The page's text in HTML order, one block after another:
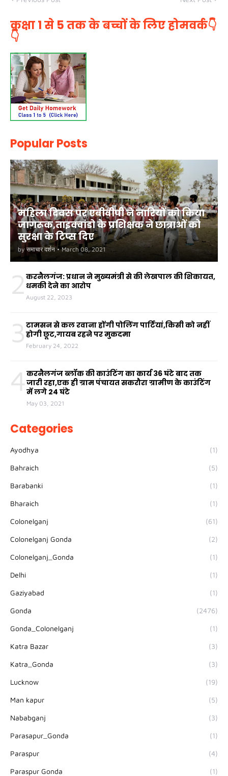
कक्षा 1 से 5 तक के बच्चों के लिए होमवर्क👇
👇
Popular Posts
महिला दिवस पर एबीवीपी ने नारियों को किया
जागरूक,ताइक्वांडो के प्रशिक्षक ने छात्राओं को
सुरक्षा के टिप्स दिए
by समाचार दर्शन • March 08, 2021
2 करनैलगंज: प्रधान ने मुख्यमंत्री से की लेखपाल की शिकायत,
धमकी देने का आरोप
August 22, 2023
3 टामसन से कल रवाना होंगी पोलिंग पार्टियां,किसी को नहीं
होगी छूट,गायब रहने पर मुकदमा
February 24, 2022
4 करनैलगंज ब्लॉक की काउंटिंग का कार्य 36 घंटे बाद तक
जारी रहा,एक ही ग्राम पंचायत सकरौरा ग्रामीण के काउंटिंग
में लगे 24 घंटे
May 03, 2021
Categories
Ayodhya (1)
Bahraich (5)
Barabanki (1)
Bharaich (1)
Colonelganj (61)
Colonelganj Gonda (2)
Colonelganj_Gonda (1)
Delhi (1)
Gaziyabad (1)
Gonda (2476)
Gonda_Colonelganj (1)
Katra Bazar (3)
Katra_Gonda (3)
Lucknow (19)
Man kapur (5)
Nababganj (3)
Parasapur_Gonda (1)
Paraspur (4)
Paraspur Gonda (1)